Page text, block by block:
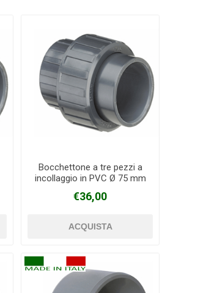
Bocchettone a tre pezzi a
incollaggio in PVC Ø 75 mm
€36,00